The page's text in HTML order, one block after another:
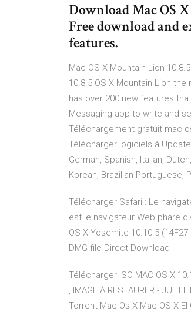
Download Mac OS
Free download and
features.
Mac OS X Mountain Lion
10.8.5 OS X Mountain Lion
has over 200 new features
Messaging app to write and
Téléchargement gratuit mac
Télécharger logiciels à
German, Spanish, Italian,
Korean, Brazilian Portuguese,
Télécharger Safari : Le
est le navigateur Web phare
OS X Yosemite 10.10.5
DMG file Direct Download
Télécharger ISO MAC OS X
, IMAGE À RESTAURER -
Torrent Mac Os X Mac OS X